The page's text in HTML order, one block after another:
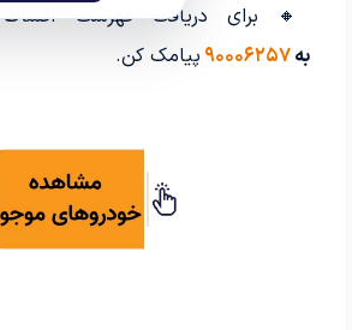
🔸 برای دریافت فهرست
به۹۰۰۰۶۲۵۷ پیامک کن.